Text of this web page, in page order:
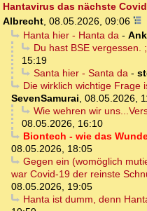
Hantavirus das nächste
Albrecht, 08.05.2026, 09:06
Hanta hier - Hanta da-
Du hast BSE vergessen.
15:19
Santa hier - Santa da-
Die wirklich wichtige Frage
SevenSamurai, 08.05.2026,
Wie wehren wir
08.05.2026, 16:10
Biontech - wie das
08.05.2026, 18:05
Gegen ein (womöglich
war Covid-19 der reinste
08.05.2026, 19:05
Hanta ist dumm, denn